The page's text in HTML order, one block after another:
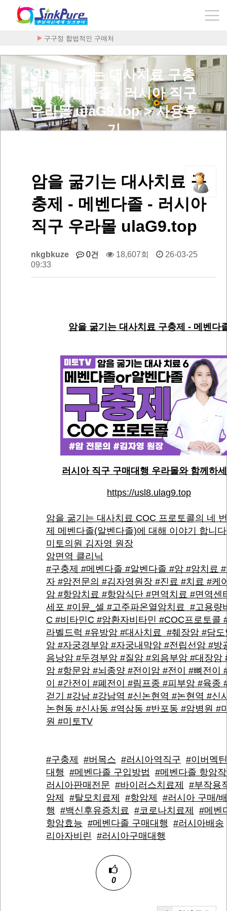
구구정 합법적인 구매처
암을 굶기는 대사치료 구충
제 - 메벤다졸 - 러시아 직구
우라몰 ulaG9.top > 사용후
기
암을 굶기는 대사치료 구
충제 - 메벤다졸 - 러시아
직구 우라몰 ulaG9.top
nkgbkuze 0건 18,607회
26-03-25
09:33
암을 굶기는 대사치료 구충제 - 메벤다
러시아 직구 구매대행 우라몰와 함께하
https://usl8.ulag9.top
암을 굶기는 대사치료 COC 프로토콜의 네
제 메벤다졸(알벤다졸)에 대해 이야기 합니다
미토의원 김자영 원장
암면역 클리닉
#구충제 #메벤다졸 #알벤다졸 #암 #암치료
자 #암전문의 #김자영원장 #진료 #치료 #케
암 #항암치료 #항암식단 #면역치료 #면역센
세포 #이뮨_셀 #고주파온열암치료 #고용량
C #비타민C #암환자비타민 #COC프로토콜
라벨드럭 #유방암 #대사치료 #췌장암 #담도
암 #자궁경부암 #자궁내막암 #전립선암 #방
음낭암 #두경부암 #질암 #외음부암 #대장암
암 #항문암 #뇌종양 #전이암 #전이 #뼈전이
이 #간전이 #폐전이 #림프종 #피부암 #육종
걷기 #강남 #강남역 #신논현역 #논현역 #신
논현동 #신사동 #역삼동 #반포동 #암병원 #
원 #미토TV
#구충제 #버목스 #러시아역직구 #이버멕
대행 #메벤다졸 구입방법
#메벤다졸 항암
러시아판매전문 #바이러스치료제
#부작용
암제
#탈모치료제 #항암제
#러시아 구매/
행 #백신후유증치료 #코로나치료제
#메벤
항암효능 #메벤다졸 구매대행 #러시아배송
리아자비린 #러시아구매대행
0